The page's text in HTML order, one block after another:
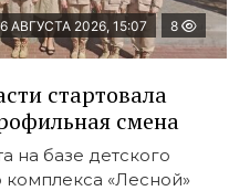
6 АВГУСТА 2026, 15:07 8
стартовала
смена
на базе детского
комплекса «Лесной»